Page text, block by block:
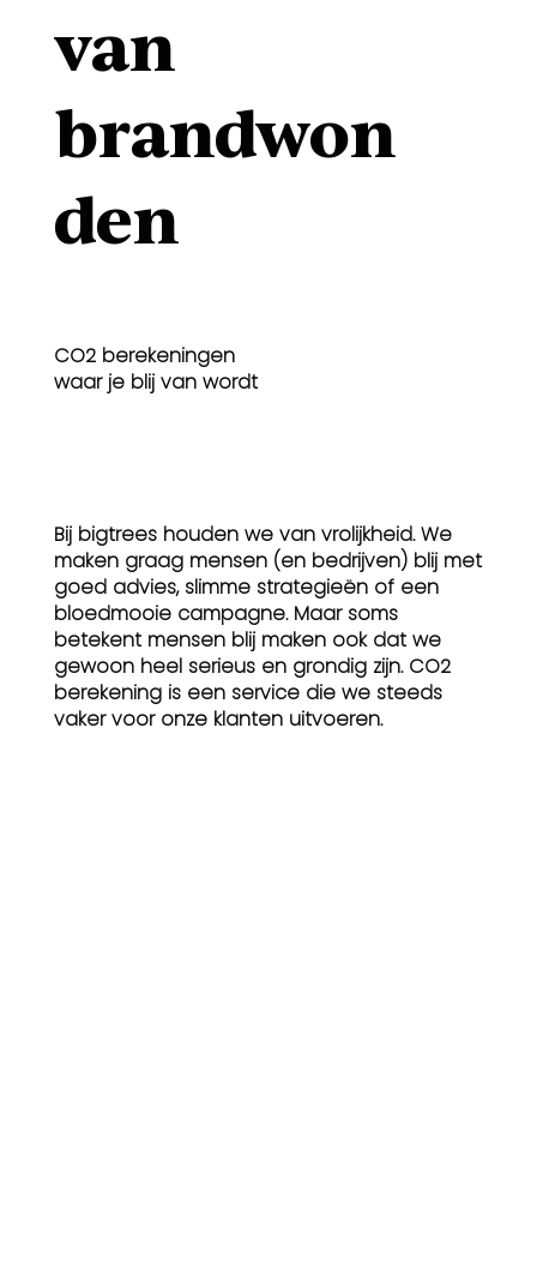
CO2 berekeningen
waar je blij van wordt
van
brandwon
den
Bij bigtrees houden we van vrolijkheid. We
maken graag mensen (en bedrijven) blij met
goed advies, slimme strategieën of een
bloedmooie campagne. Maar soms
betekent mensen blij maken ook dat we
gewoon heel serieus en grondig zijn. CO2
berekening is een service die we steeds
vaker voor onze klanten uitvoeren.